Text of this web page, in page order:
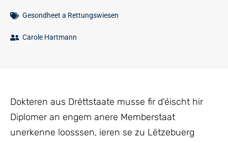
Gesondheet a Rettungswiesen
Carole Hartmann
Dokteren aus Drëttstaate musse fir d'éischt hir
Diplomer an engem anere Memberstaat
unerkenne loosssen, ieren se zu Lëtzebuerg